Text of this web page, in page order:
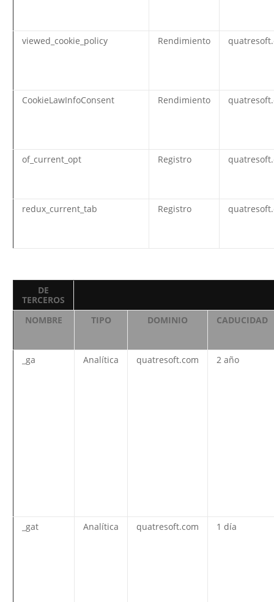
viewed_cookie_policy Rendimiento
CookieLawInfoConsent Rendimiento
of_current_opt Registro
redux_current_tab Registro
DE
TERCEROS
NOMBRE
TIPO DOMINIO CADUCIDAD
_ga Analítica quatresoft.com 2 año
_gat Analítica quatresoft.com 1 día